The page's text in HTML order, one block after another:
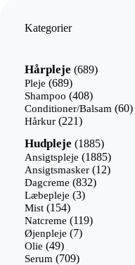
Kategorier
Hårpleje 689689
Pleje 689689
varer
Shampoo 408408
varer
Conditioner/Balsam 6060
Hårkur 221221
Hudpleje 18851885
varer
Ansigtspleje 18851885
varer
Ansigtsmasker 1212
Dagcreme 832832
Læbepleje 33
Mist 154154
varer
Natcreme 119119
Øjenpleje 77
Olie 4949
varer
Serum 709709